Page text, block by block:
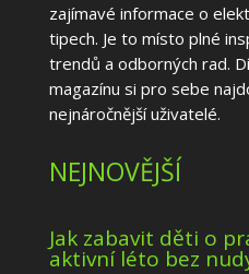
zajímavé informace o
tipech. Je to místo plné
trendů a odborných rad.
magazínu si pro sebe
nejnáročnější uživatelé.
NEJNOVĚJŠÍ
Jak zabavit děti o
aktivní léto bez